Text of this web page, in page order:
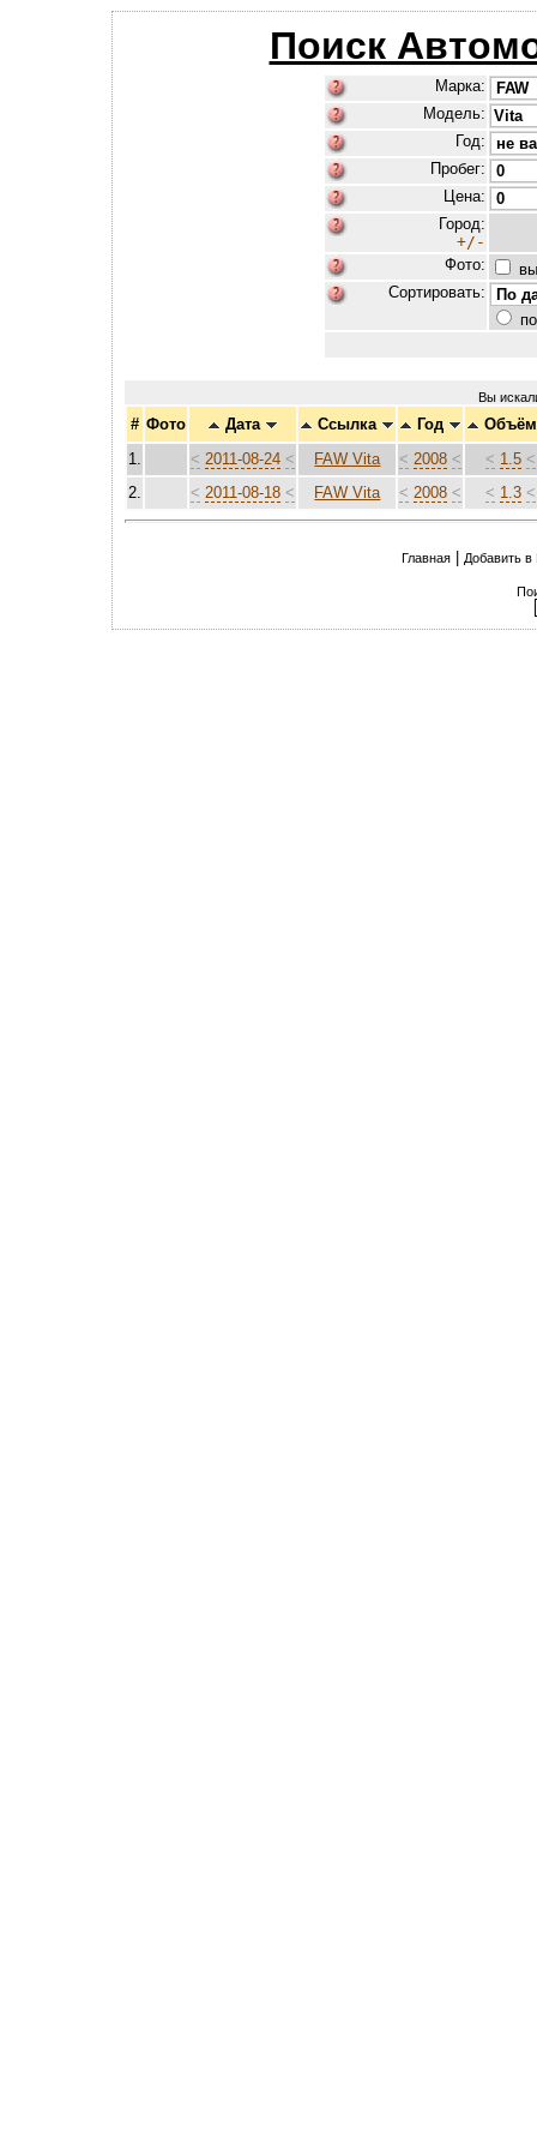
Поиск
Марка:
Модель:
Год:
Пробег:
Цена:
Город:
+/-
Фото:
Сортировать:
Вы
# Фото Дата Ссылка Год
1.
< 2011-08-24 < FAW Vita < 2008 < < 1.5 <
2.
< 2011-08-18 < FAW Vita < 2008 < < 1.3 <
Главная Добавить в